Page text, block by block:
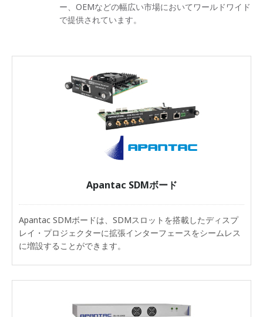
ー、OEMなどの幅広い市場においてワールドワイド
で提供されています。
Apantac SDMボード
Apantac SDMボードは、SDMスロットを搭載したディスプ
レイ・プロジェクターに拡張インターフェースをシームレス
に増設することができます。